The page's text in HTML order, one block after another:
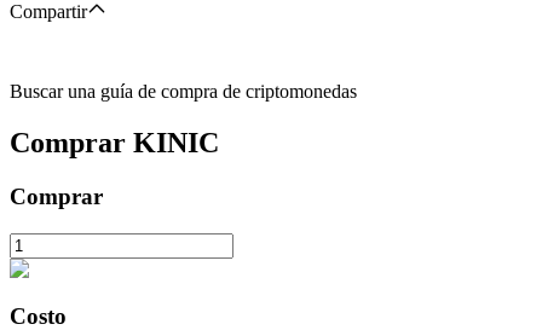
Compartir
Buscar una guía de compra de criptomonedas
Comprar KINIC
Comprar
Costo